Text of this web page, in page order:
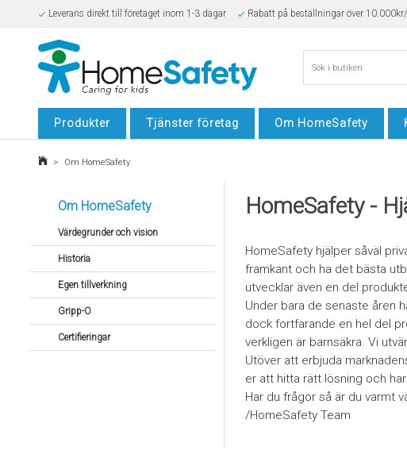
Leverans direkt till företaget inom 1-3 dagar Rabatt på beställningar över
Säker E-handel
Produkter Tjänster företag Om HomeSafety
> Om HomeSafety
Om HomeSafety
Värdegrunder och vision
Historia
Egen tillverkning
Gripp-O
Certifieringar
HomeSafety -
HomeSafety hjälper såväl
framkant och ha det bästa
utvecklar även en del
Under bara de senaste åren
dock fortfarande en hel del
verkligen är barnsäkra. Vi
Utöver att erbjuda
er att hitta rätt lösning och
Har du frågor så är du varmt
/HomeSafety Team